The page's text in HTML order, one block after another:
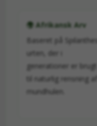
🌍 Afrikansk Arv
Baseret på Spilanthes-
urten, der i
generationer er brugt
til naturlig rensning af
mundhulen.